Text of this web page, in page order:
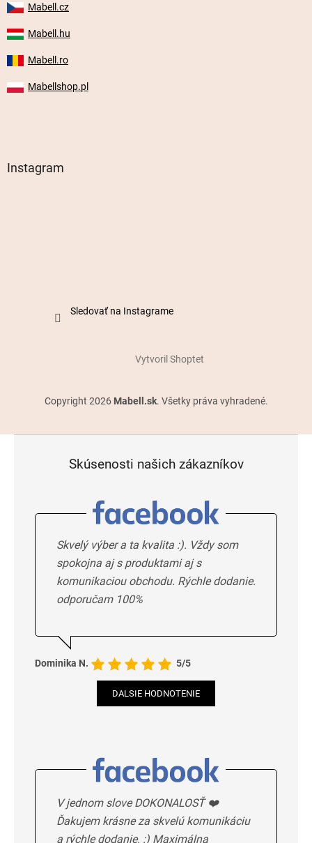
Mabell.cz
Mabell.hu
Mabell.ro
Mabellshop.pl
Instagram
Sledovať na Instagrame
Vytvoril Shoptet
Copyright 2026 Mabell.sk. Všetky práva vyhradené.
Skúsenosti našich zákazníkov
Skvelý výber a ta kvalita :). Vždy som
spokojna aj s produktami aj s
komunikaciou obchodu. Rýchle dodanie.
odporučam 100%
Dominika N. 5/5
DALSIE HODNOTENIE
V jednom slove DOKONALOSŤ ❤️
Ďakujem krásne za skvelú komunikáciu
a rýchle dodanie. :) Maximálna